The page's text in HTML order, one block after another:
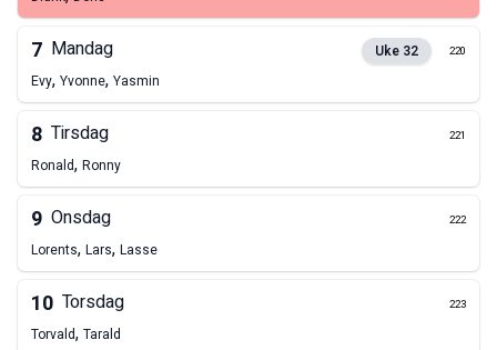
7 Mandag Uke 32 220
Evy, Yvonne, Yasmin
8 Tirsdag 221
Ronald, Ronny
9 Onsdag 222
Lorents, Lars, Lasse
10 Torsdag 223
Torvald, Tarald